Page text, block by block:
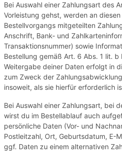
Bei Auswahl einer Zahlungsart des
Vorleistung gehst, werden an
Bestellvorgangs mitgeteilten
Anschrift, Bank- und
Transaktionsnummer) sowie
Bestellung gemäß Art. 6 Abs. 1 lit. b
Weitergabe deiner Daten erfolgt in
zum Zweck der
insoweit, als sie hierfür erforderlich
Bei Auswahl einer Zahlungsart, bei
wirst du im Bestellablauf auch
persönliche Daten (Vor- und
Postleitzahl, Ort, Geburtsdatum, E-
ggf. Daten zu einem alternativen